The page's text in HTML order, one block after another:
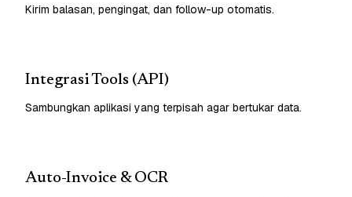
Kirim balasan, pengingat, dan follow-up otomatis.
Integrasi Tools (API)
Sambungkan aplikasi yang terpisah agar bertukar data.
Auto-Invoice & OCR